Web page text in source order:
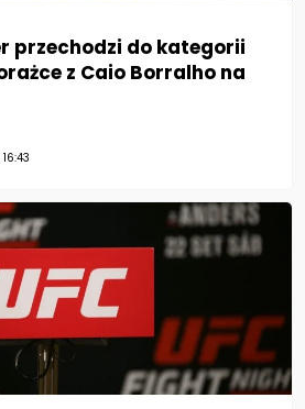
przechodzi do kategorii
z Caio Borralho na